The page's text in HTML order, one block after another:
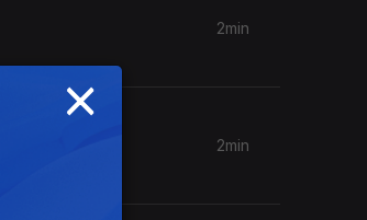
2min
2min
×